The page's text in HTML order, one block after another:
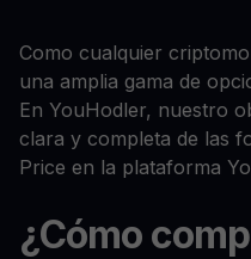
Como cualquier
una amplia gama de
En YouHodler, nuestro
clara y completa de las
Price en la plataforma
¿Cómo